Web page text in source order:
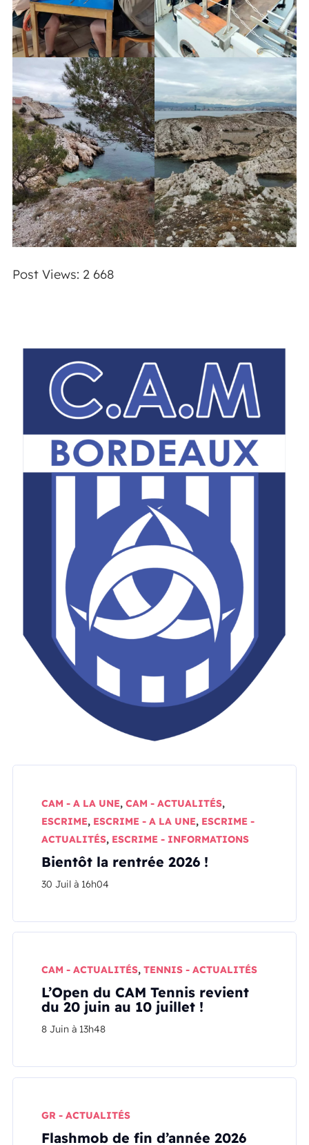
Post Views: 2 668
CAM - A LA UNE,CAM - ACTUALITÉS,
ESCRIME, ESCRIME - A LA UNE, ESCRIME -
ACTUALITÉS, ESCRIME - INFORMATIONS
Bientôt la rentrée 2026 !
30 Juil à 16h04
CAM - ACTUALITÉS,TENNIS - ACTUALITÉS
L’Open du CAM Tennis revient
du 20 juin au 10 juillet !
8 Juin à 13h48
GR - ACTUALITÉS
Flashmob de fin d’année 2026